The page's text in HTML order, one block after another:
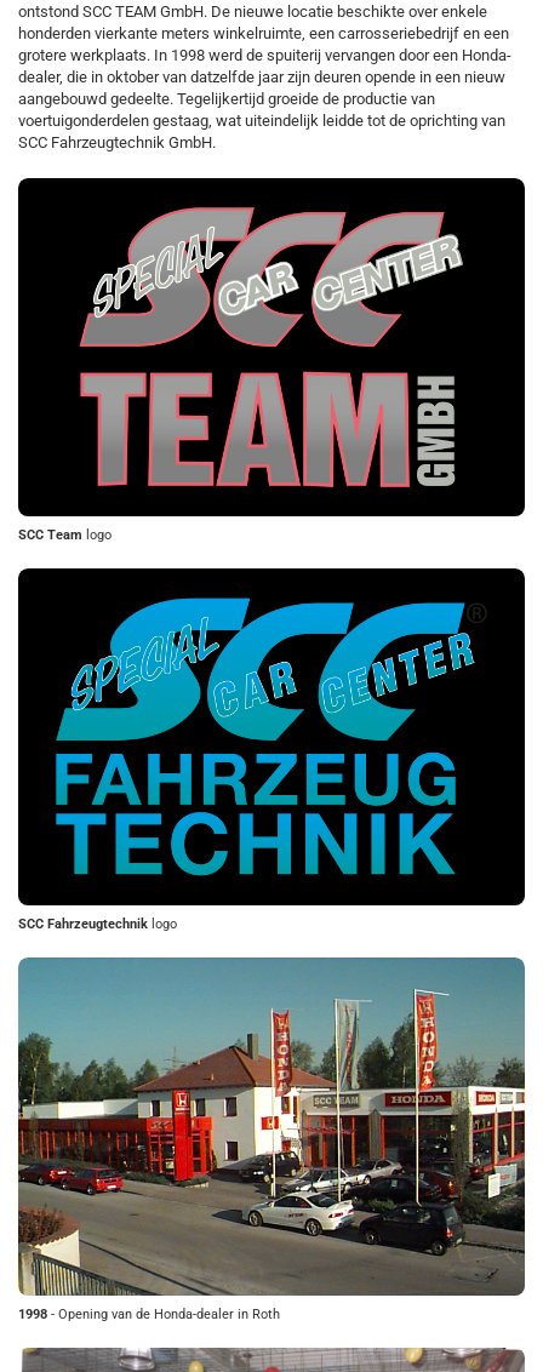
ontstond SCC TEAM GmbH. De nieuwe locatie beschikte over enkele
honderden vierkante meters winkelruimte, een carrosseriebedrijf en een
grotere werkplaats. In 1998 werd de spuiterij vervangen door een Honda-
dealer, die in oktober van datzelfde jaar zijn deuren opende in een nieuw
aangebouwd gedeelte. Tegelijkertijd groeide de productie van
voertuigonderdelen gestaag, wat uiteindelijk leidde tot de oprichting van
SCC Fahrzeugtechnik GmbH.
SCC Team logo
SCC Fahrzeugtechnik logo
1998 - Opening van de Honda-dealer in Roth